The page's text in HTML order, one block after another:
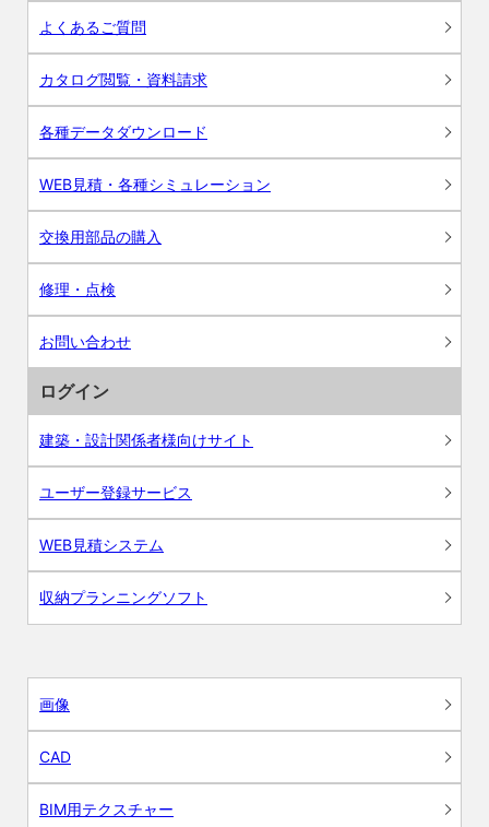
よくあるご質問
カタログ閲覧・資料請求
各種データダウンロード
WEB見積・各種シミュレーション
交換用部品の購入
修理・点検
お問い合わせ
ログイン
建築・設計関係者様向けサイト
ユーザー登録サービス
WEB見積システム
収納プランニングソフト
画像
CAD
BIM用テクスチャー